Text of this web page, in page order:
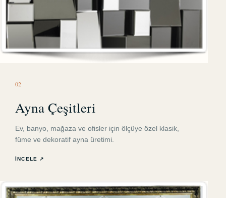
02
Ayna Çeşitleri
Ev, banyo, mağaza ve ofisler için ölçüye özel klasik,
füme ve dekoratif ayna üretimi.
İNCELE ↗